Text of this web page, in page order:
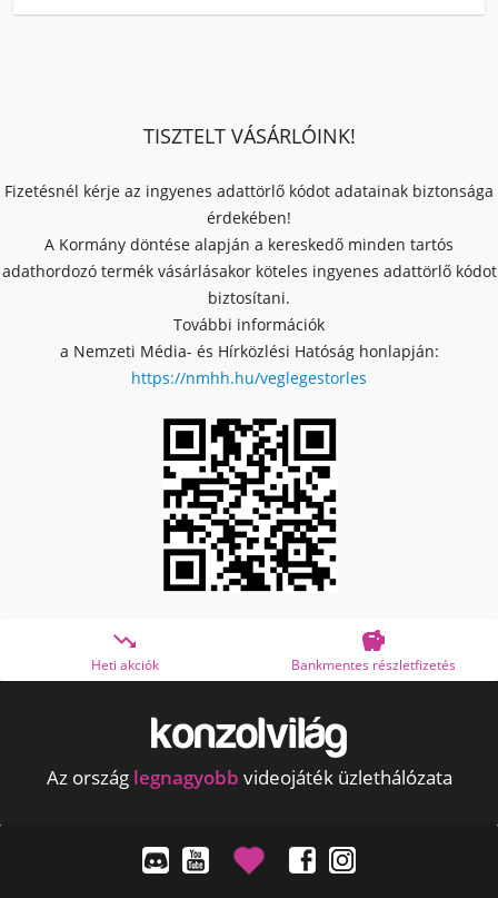
TISZTELT VÁSÁRLÓINK!
Fizetésnél kérje az ingyenes adattörlő kódot adatainak biztonsága
érdekében!
A Kormány döntése alapján a kereskedő minden tartós
adathordozó termék vásárlásakor köteles ingyenes adattörlő kódot
biztosítani.
További információk
a Nemzeti Média- és Hírközlési Hatóság honlapján:
https://nmhh.hu/veglegestorles

Heti akciók

Bankmentes részletfizetés
Az ország legnagyobb videojáték üzlethálózata